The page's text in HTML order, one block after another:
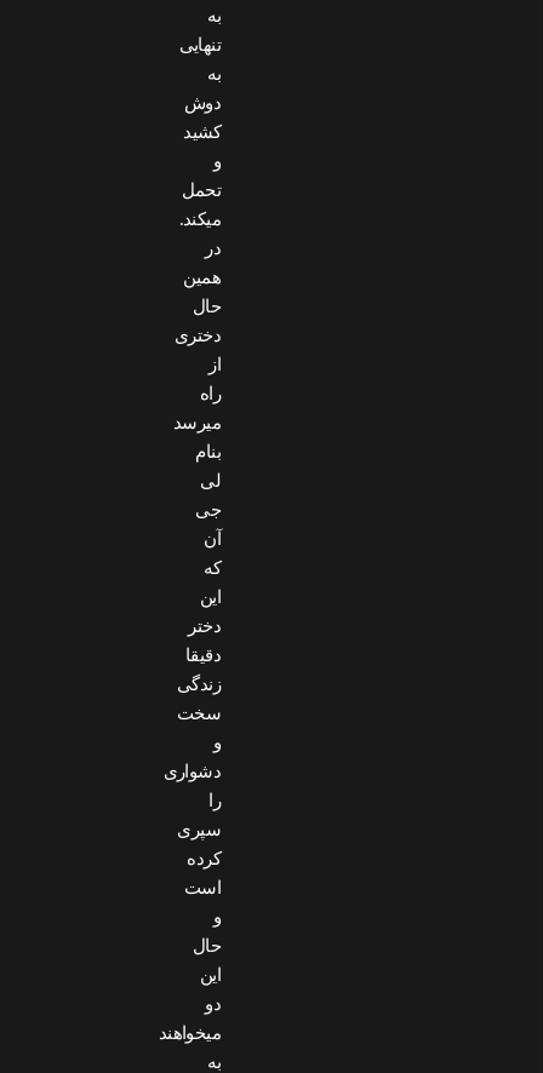
به
تنهایی
به
دوش
کشید
و
تحمل
میکند.
در
همین
حال
دختری
از
راه
میرسد
بنام
لی
جی
آن
که
این
دختر
دقیقا
زندگی
سخت
و
دشواری
را
سپری
کرده
است
و
حال
این
دو
میخواهند
به